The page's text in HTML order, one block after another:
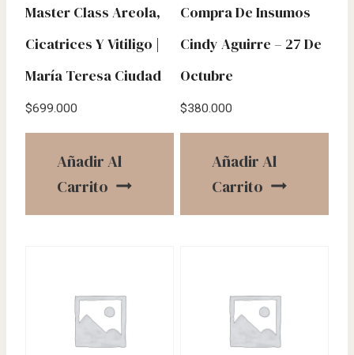
Master Class Areola,
Cicatrices Y Vitiligo |
María Teresa Ciudad
$699.000
Añadir Al
Carrito
Compra De Insumos
Cindy Aguirre – 27 De
Octubre
$380.000
Añadir Al
Carrito